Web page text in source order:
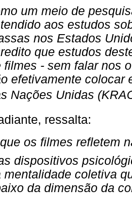
um meio de
aos estudos
nos Estados
que estudos
filmes - sem falar nos
efetivamente colocar
Nações Unidas
ressalta:
que os filmes refletem
dispositivos
mentalidade coletiva
da dimensão da